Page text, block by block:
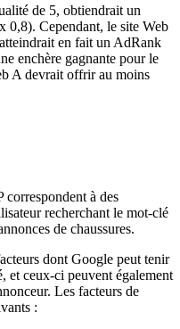
de 5, obtiendrait un
0,8). Cependant, le site Web
en fait un AdRank
enchère gagnante pour le
A devrait offrir au moins
correspondent à des
recherchant le mot-clé
de chaussures.
dont Google peut tenir
et ceux-ci peuvent également
Les facteurs de
: